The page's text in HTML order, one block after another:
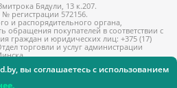
вы соглашаетесь с использованием
Бядули, 13 к.207.
№ регистрации 572156.
и распорядительного органа,
обращения покупателей в соответствии с
граждан и юридических лиц: +375 (17)
торговли и услуг администрации